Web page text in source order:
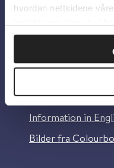
hvordan nettsidene
Om
Information in
Bilder fra